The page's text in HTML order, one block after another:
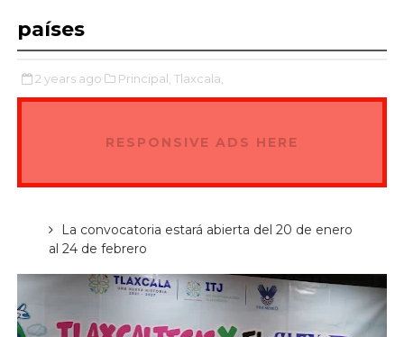
países
2 years ago Principal, Tlaxcala,
RESPONSIVE ADS HERE
La convocatoria estará abierta del 20 de enero
al 24 de febrero